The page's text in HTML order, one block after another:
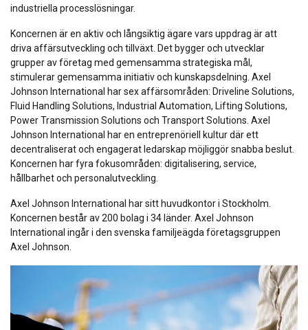
industriella processlösningar.
Koncernen är en aktiv och långsiktig ägare vars uppdrag är att
driva affärsutveckling och tillväxt. Det bygger och utvecklar
grupper av företag med gemensamma strategiska mål,
stimulerar gemensamma initiativ och kunskapsdelning. Axel
Johnson International har sex affärsområden: Driveline Solutions,
Fluid Handling Solutions, Industrial Automation, Lifting Solutions,
Power Transmission Solutions och Transport Solutions. Axel
Johnson International har en entreprenöriell kultur där ett
decentraliserat och engagerat ledarskap möjliggör snabba beslut.
Koncernen har fyra fokusområden: digitalisering, service,
hållbarhet och personalutveckling.
Axel Johnson International har sitt huvudkontor i Stockholm.
Koncernen består av 200 bolag i 34 länder. Axel Johnson
International ingår i den svenska familjeägda företagsgruppen
Axel Johnson.